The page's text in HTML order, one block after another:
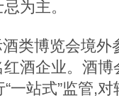
为主。
博览会境外
酒企业。酒
一站式”监管,